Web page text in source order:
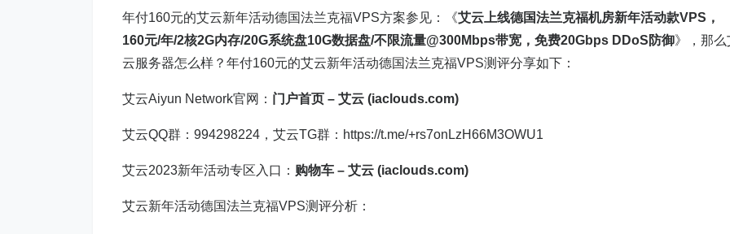
年付160元的艾云新年活动德国法兰克福VPS方案参见：《艾云上线德国法兰克福机房新年活动款VPS，
160元/年/2核2G内存/20G系统盘10G数据盘/不限流量@300Mbps带宽，免费20Gbps DDoS防御》，那么
云服务器怎么样？年付160元的艾云新年活动德国法兰克福VPS测评分享如下：
艾云Aiyun Network官网： 门户首页 – 艾云 (iaclouds.com)
艾云QQ群：994298224，艾云TG群：https://t.me/+rs7onLzH66M3OWU1
艾云2023新年活动专区入口： 购物车 – 艾云 (iaclouds.com)
艾云新年活动德国法兰克福VPS测评分析：